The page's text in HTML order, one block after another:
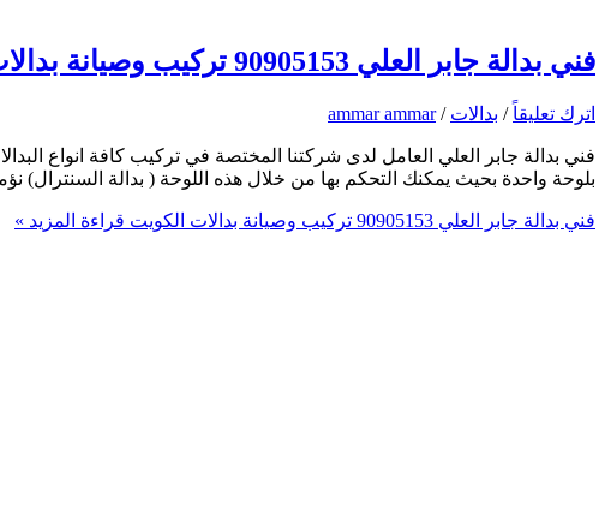
فني بدالة جابر العلي 90905153 تركيب وصيانة بدالات الكويت
اترك تعليقاً / بدالات /
ammar ammar
فني بدالة جابر العلي العامل لدى شركتنا المختصة في تركيب كافة انواع
بلوحة واحدة بحيث يمكنك التحكم بها من خلال هذه اللوحة ( بدالة
فني بدالة جابر العلي 90905153 تركيب وصيانة بدالات الكويت قراءة المزيد »